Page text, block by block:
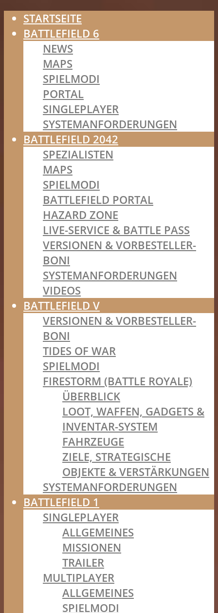
STARTSEITE
BATTLEFIELD 6
NEWS
MAPS
SPIELMODI
PORTAL
SINGLEPLAYER
SYSTEMANFORDERUNGEN
BATTLEFIELD 2042
SPEZIALISTEN
MAPS
SPIELMODI
BATTLEFIELD PORTAL
HAZARD ZONE
LIVE-SERVICE & BATTLE PASS
VERSIONEN & VORBESTELLER-
BONI
SYSTEMANFORDERUNGEN
VIDEOS
BATTLEFIELD V
VERSIONEN & VORBESTELLER-
BONI
TIDES OF WAR
SPIELMODI
FIRESTORM (BATTLE ROYALE)
ÜBERBLICK
LOOT, WAFFEN, GADGETS &
INVENTAR-SYSTEM
FAHRZEUGE
ZIELE, STRATEGISCHE
OBJEKTE & VERSTÄRKUNGEN
SYSTEMANFORDERUNGEN
BATTLEFIELD 1
SINGLEPLAYER
ALLGEMEINES
MISSIONEN
TRAILER
MULTIPLAYER
ALLGEMEINES
SPIELMODI